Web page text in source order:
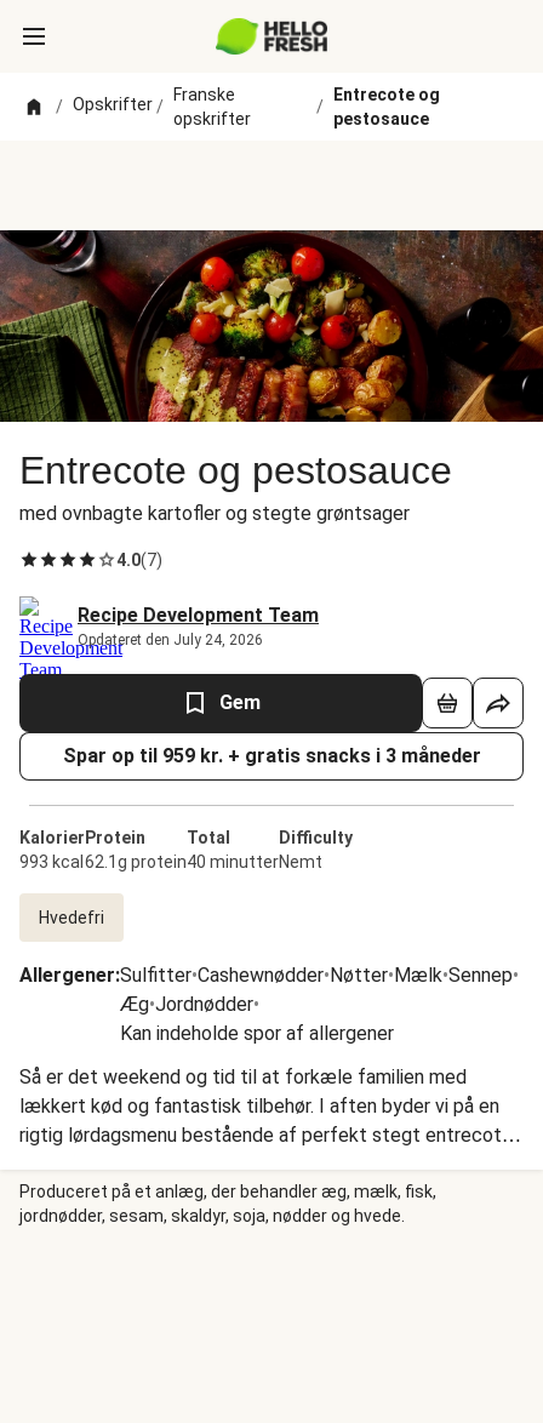
/ Opskrifter /
Franske
opskrifter
/
Entrecote og
pestosauce
Entrecote og pestosauce
med ovnbagte kartofler og stegte grøntsager
4.0(7)
Recipe Development Team
Opdateret den July 24, 2026
Gem
Spar op til 959 kr. + gratis snacks i 3 måneder
Kalorier
993 kcal
Protein
62.1g protein
Total
40 minutter
Difficulty
Nemt
Hvedefri
Allergener:Sulfitter•Cashewnødder•Nøtter•Mælk•Sennep•
Æg•Jordnødder•
Kan indeholde spor af allergener
Så er det weekend og tid til at forkæle familien med
lækkert kød og fantastisk tilbehør. I aften byder vi på en
rigtig lørdagsmenu bestående af perfekt stegt entrecote
og en forførende sauce med basilikumpesto, sennep og
crème fraiche. Spændende tilbehør er kartofler bagt med
aromatisk rosmarin og stegte cherrytomater og broccoli.
Produceret på et anlæg, der behandler æg, mælk, fisk,
jordnødder, sesam, skaldyr, soja, nødder og hvede.